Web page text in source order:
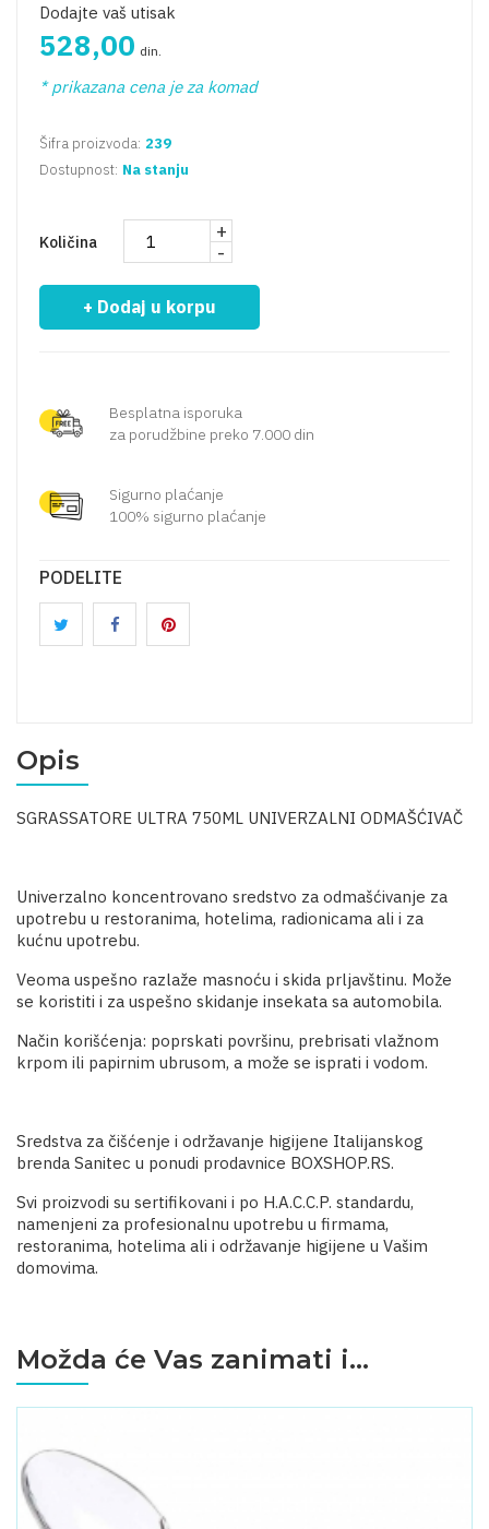
Dodajte vaš utisak
528,00 din.
* prikazana cena je za komad
Šifra proizvoda: 239
Dostupnost: Na stanju
Količina
+
-
+ Dodaj u korpu
Besplatna isporuka
za porudžbine preko 7.000 din
Sigurno plaćanje
100% sigurno plaćanje
PODELITE
Opis
SGRASSATORE ULTRA 750ML UNIVERZALNI ODMAŠĆIVAČ
Univerzalno koncentrovano sredstvo za odmašćivanje za
upotrebu u restoranima, hotelima, radionicama ali i za
kućnu upotrebu.
Veoma uspešno razlaže masnoću i skida prljavštinu. Može
se koristiti i za uspešno skidanje insekata sa automobila.
Način korišćenja: poprskati površinu, prebrisati vlažnom
krpom ili papirnim ubrusom, a može se isprati i vodom.
Sredstva za čišćenje i održavanje higijene Italijanskog
brenda Sanitec u ponudi prodavnice BOXSHOP.RS.
Svi proizvodi su sertifikovani i po H.A.C.C.P. standardu,
namenjeni za profesionalnu upotrebu u firmama,
restoranima, hotelima ali i održavanje higijene u Vašim
domovima.
Možda će Vas zanimati i...